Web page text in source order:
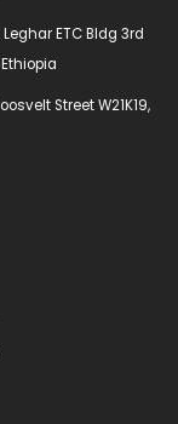
ETC Bldg 3rd
Street W21K19,